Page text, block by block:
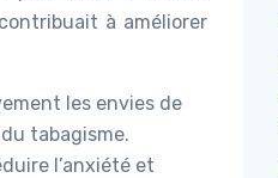
à améliorer
les envies de
tabagisme.
l’anxiété et